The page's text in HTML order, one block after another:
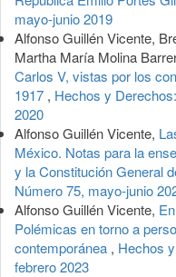
mayo-junio 2019
Alfonso Guillén Vicente,
Martha María Molina
Carlos V, vistas por los
1917 , Hechos y
2020
Alfonso Guillén Vicente,
México. Notas para la
y la Constitución General
Número 75, mayo-junio
Alfonso Guillén Vicente,
Polémicas en torno a
contemporánea , Hechos
febrero 2023